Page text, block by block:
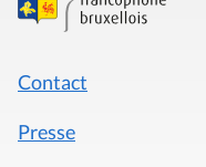
Contact
Presse